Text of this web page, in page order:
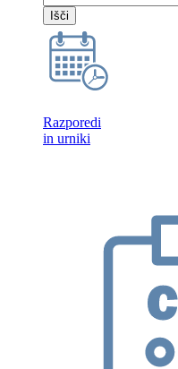
Išči
Razporedi
in urniki